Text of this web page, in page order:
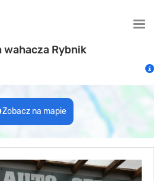
Toggle
wahacza Rybnik
Zobacz na mapie